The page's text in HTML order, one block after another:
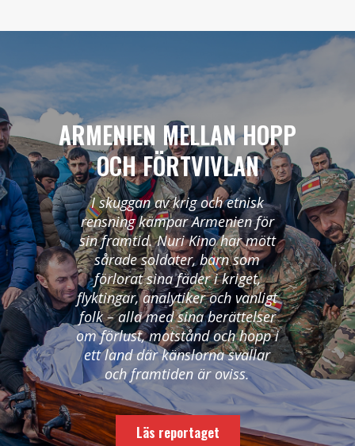
ARMENIEN MELLAN HOPP
OCH FÖRTVIVLAN
I skuggan av krig och etnisk
rensning kämpar Armenien för
sin framtid. Nuri Kino har mött
sårade soldater, barn som
förlorat sina fäder i kriget,
flyktingar, analytiker och vanligt
folk – alla med sina berättelser
om förlust, motstånd och hopp i
ett land där känslorna svallar
och framtiden är oviss.
Läs reportaget